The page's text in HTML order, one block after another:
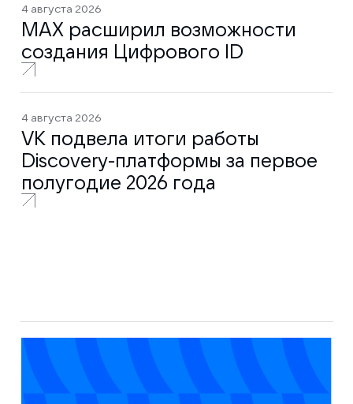
4 августа 2026
MAX расширил возможности
создания Цифрового ID
4 августа 2026
VK подвела итоги работы
Discovery-платформы за первое
полугодие 2026 года